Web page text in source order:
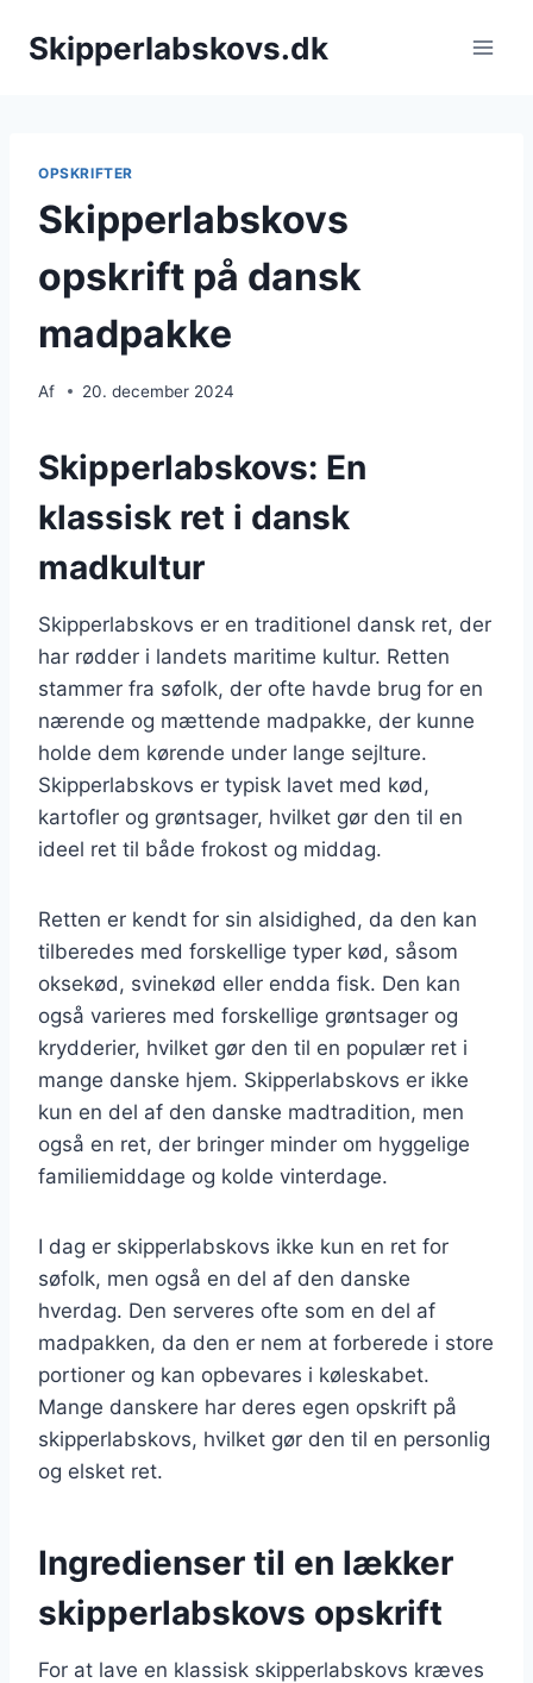
Skipperlabskovs.dk
OPSKRIFTER
Skipperlabskovs
opskrift på dansk
madpakke
Af 20. december 2024
Skipperlabskovs: En
klassisk ret i dansk
madkultur
Skipperlabskovs er en traditionel dansk ret, der
har rødder i landets maritime kultur. Retten
stammer fra søfolk, der ofte havde brug for en
nærende og mættende madpakke, der kunne
holde dem kørende under lange sejlture.
Skipperlabskovs er typisk lavet med kød,
kartofler og grøntsager, hvilket gør den til en
ideel ret til både frokost og middag.
Retten er kendt for sin alsidighed, da den kan
tilberedes med forskellige typer kød, såsom
oksekød, svinekød eller endda fisk. Den kan
også varieres med forskellige grøntsager og
krydderier, hvilket gør den til en populær ret i
mange danske hjem. Skipperlabskovs er ikke
kun en del af den danske madtradition, men
også en ret, der bringer minder om hyggelige
familiemiddage og kolde vinterdage.
I dag er skipperlabskovs ikke kun en ret for
søfolk, men også en del af den danske
hverdag. Den serveres ofte som en del af
madpakken, da den er nem at forberede i store
portioner og kan opbevares i køleskabet.
Mange danskere har deres egen opskrift på
skipperlabskovs, hvilket gør den til en personlig
og elsket ret.
Ingredienser til en lækker
skipperlabskovs opskrift
For at lave en klassisk skipperlabskovs kræves